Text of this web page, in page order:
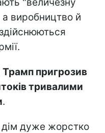
а виробництво й
Трамп пригрозив
тривалими
.
дім дуже жорстко